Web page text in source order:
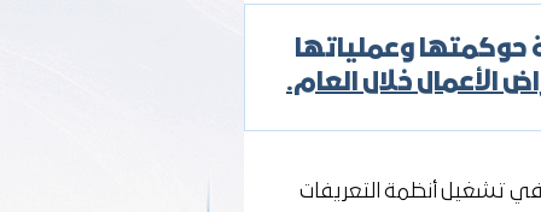
حوكمتها وعملياتها
الأعمال خلال العام.
في تشغيل أنظمة التعريفات